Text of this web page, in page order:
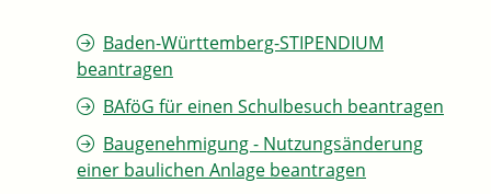
Baden-Württemberg-STIPENDIUM
beantragen
BAföG für einen Schulbesuch beantragen
Baugenehmigung - Nutzungsänderung
einer baulichen Anlage beantragen